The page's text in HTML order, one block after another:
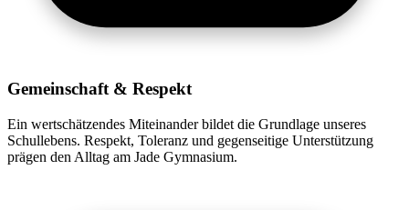
Gemeinschaft & Respekt
Ein wertschätzendes Miteinander bildet die Grundlage unseres
Schullebens. Respekt, Toleranz und gegenseitige Unterstützung
prägen den Alltag am Jade Gymnasium.